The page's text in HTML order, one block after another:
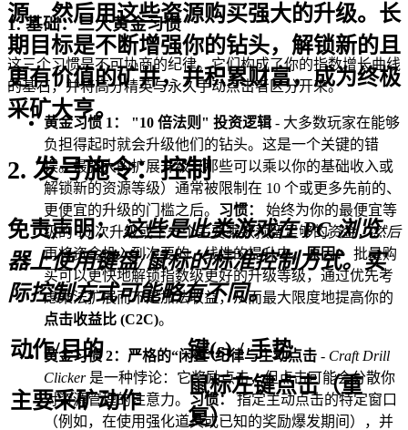
源，然后用这些资源购买强大的升级。长
期目标是不断增强你的钻头，解锁新的且
更有价值的矿井，并积累财富，成为终极
采矿大亨。
2. 发号施令：控制
免责声明： 这些是此类游戏在 PC 浏览
器上使用键盘/鼠标的标准控制方式。实
际控制方式可能略有不同。
动作/目的 键(s) / 手势
主要采矿动作
鼠标左键点击（重
复）
1. 基础：三大黄金习惯
这三个习惯是不可协商的纪律。它们构成了你的指数增长曲线
的基石，并将高分精英与永久手动点击者区分开来。
黄金习惯 1： "10 倍法则" 投资逻辑 - 大多数玩家在能够
负担得起时就会升级他们的钻头。这是一个关键的错
误。最强大的扩展升级（那些可以乘以你的基础收入或
解锁新的资源等级）通常被限制在 10 个或更多先前的、
更便宜的升级的门槛之后。 习惯：
始终为你的最便宜等
级的 10 次升级或下一个主要乘数预留足够的资金，然后
再将资金投入到次要的、线性的提升中。原因： 批量购
买可以更快地解锁指数级更好的升级等级，通过优先考
虑乘法扩展而不是加法收益，从而最大限度地提高你的
点击收益比 (C2C)。
黄金习惯 2：严格的“闲置”纪律与主动点击 - Craft Drill
Clicker是一种悖论：它奖励点击，但点击可能会分散你
对资源管理的注意力。 习惯：
指定主动点击的特定窗口
（例如，在使用强化道具或已知的奖励爆发期间），并